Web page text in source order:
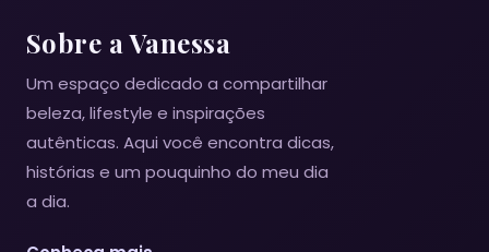
Sobre a Vanessa
Um espaço dedicado a compartilhar
beleza, lifestyle e inspirações
autênticas. Aqui você encontra dicas,
histórias e um pouquinho do meu dia
a dia.